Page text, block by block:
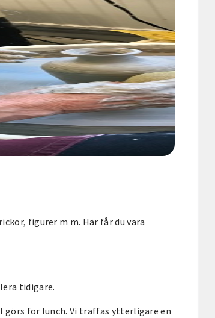
figurer m m. Här får du vara
tidigare.
görs för lunch. Vi träffas ytterligare en